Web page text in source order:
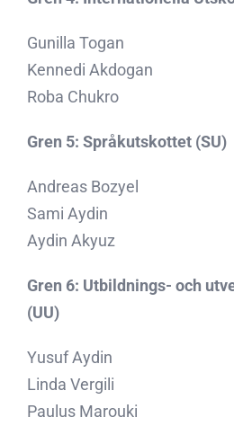
Gunilla Togan
Kennedi Akdogan
Roba Chukro
Gren 5: Språkutskottet (SU)
Andreas Bozyel
Sami Aydin
Aydin Akyuz
Gren 6: Utbildnings- och
(UU)
Yusuf Aydin
Linda Vergili
Paulus Marouki